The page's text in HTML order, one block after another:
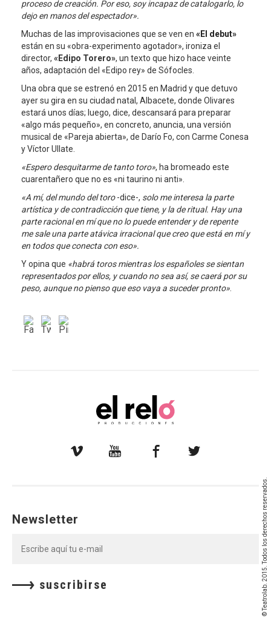
proceso de creación. Por eso, soy incapaz de catalogarlo, lo
dejo en manos del espectador».
Muchas de las improvisaciones que se ven en «El debut»
están en su «obra-experimento agotador», ironiza el
director, «Edipo Torero», un texto que hizo hace veinte
años, adaptación del «Edipo rey» de Sófocles.
Una obra que se estrenó en 2015 en Madrid y que detuvo
ayer su gira en su ciudad natal, Albacete, donde Olivares
estará unos días; luego, dice, descansará para preparar
«algo más pequeño», en concreto, anuncia, una versión
musical de «Pareja abierta», de Darío Fo, con Carme Conesa
y Víctor Ullate.
«Espero desquitarme de tanto toro», ha bromeado este
cuarentañero que no es «ni taurino ni anti».
«A mí, del mundo del toro-dice-, solo me interesa la parte
artística y de contradicción que tiene, y la de ritual. Hay una
parte racional en mí que no lo puede entender y de repente
me sale una parte atávica irracional que creo que está en mí y
en todos que conecta con eso».
Y opina que «habrá toros mientras los españoles se sientan
representados por ellos, y cuando no sea así, se caerá por su
peso, aunque no pienso que eso vaya a suceder pronto»
Newsletter © Teatrolab. 2015. Todos los derechos reservados.